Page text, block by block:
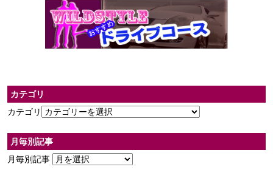
カテゴリ
カテゴリ
月毎別記事
月毎別記事